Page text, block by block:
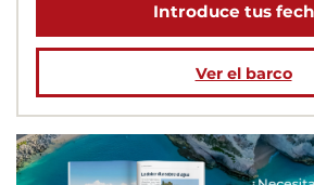
Introduce tus
Ver el barco